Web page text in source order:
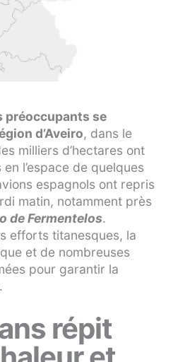
préoccupants se
d’Aveiro, dans le
milliers d’hectares ont
l’espace de quelques
espagnols ont repris
matin, notamment près
de Fermentelos.
efforts titanesques, la
et de nombreuses
pour garantir la
répit